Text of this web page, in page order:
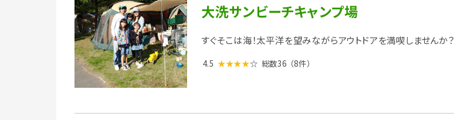
大洗サンビーチキャンプ場
すぐそこは海！太平洋を望みながらアウトドアを満喫しませんか？
4.5 ★★★★☆ 総数36 （8件）